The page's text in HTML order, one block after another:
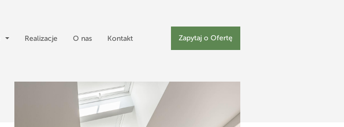
Realizacje O nas Kontakt Zapytaj o Ofertę